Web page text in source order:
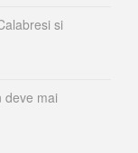
si
deve mai